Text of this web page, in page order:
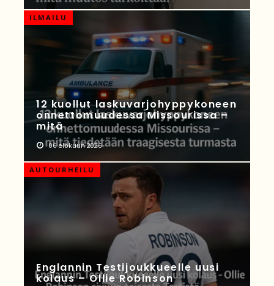
ILMAILU
12 kuollut laskuvarjohyppykoneen
onnettomuudessa Missourissa –
mitä
06 elokuun 2026
AUTOURHEILU
Englannin Testijoukkueelle uusi
kolaus – Ollie Robinson